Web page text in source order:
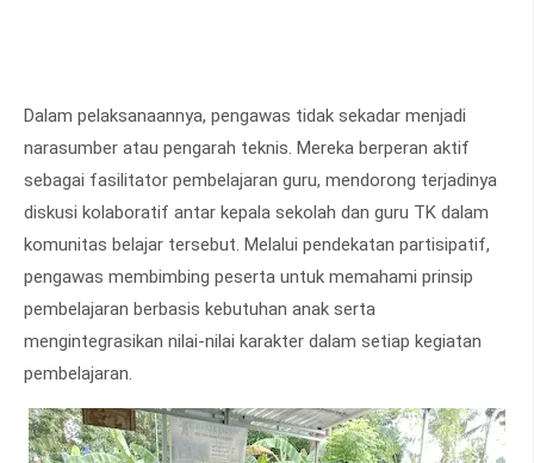
Dalam pelaksanaannya, pengawas tidak sekadar menjadi
narasumber atau pengarah teknis. Mereka berperan aktif
sebagai fasilitator pembelajaran guru, mendorong terjadinya
diskusi kolaboratif antar kepala sekolah dan guru TK dalam
komunitas belajar tersebut. Melalui pendekatan partisipatif,
pengawas membimbing peserta untuk memahami prinsip
pembelajaran berbasis kebutuhan anak serta
mengintegrasikan nilai-nilai karakter dalam setiap kegiatan
pembelajaran.